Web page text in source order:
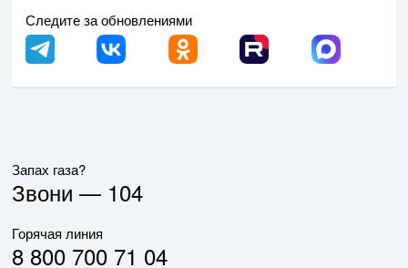
Следите за обновлениями
Запах газа?
Звони — 104
Горячая линия
8 800 700 71 04